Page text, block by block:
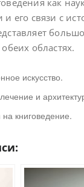
как
его связи с
областях.
искусство.
и
книговедение.